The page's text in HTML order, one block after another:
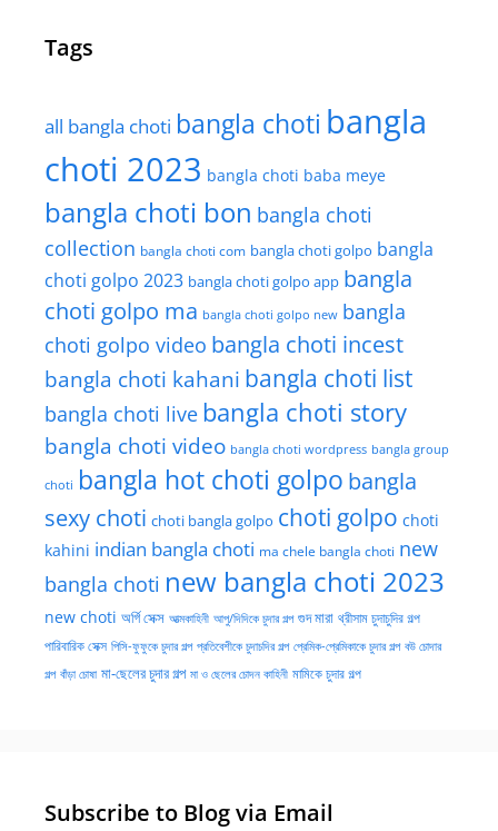
Tags
all bangla choti bangla choti bangla
choti 2023 bangla choti baba meye
bangla choti bon bangla choti
collection bangla choti com bangla choti golpo bangla
choti golpo 2023 bangla choti golpo app bangla
choti golpo ma bangla choti golpo new bangla
choti golpo video bangla choti incest
bangla choti kahani bangla choti list
bangla choti live bangla choti story
bangla choti video bangla choti wordpress bangla group
choti bangla hot choti golpo bangla
sexy choti choti bangla golpo choti golpo choti
kahini indian bangla choti ma chele bangla choti new
bangla choti new bangla choti 2023
new choti অর্গি সেক্স আত্মকাহিনী আপু/দিদিকে চুদার গল্প গুদ মারা থ্রীসাম চুদাচুদির গল্প
পারিবারিক সেক্স পিসি-ফুফুকে চুদার গল্প প্রতিবেশীকে চুদাচদির গল্প প্রেমিক-প্রেমিকাকে চুদার গল্প বউ চোদার
গল্প বাঁড়া চোষা মা-ছেলের চুদার গল্প মা ও ছেলের চোদন কাহিনী মামিকে চুদার গল্প
Subscribe to Blog via Email